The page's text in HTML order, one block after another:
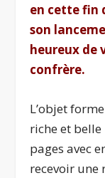
en cette fin
son
heureux de
confrère.
L’objet
riche et
pages avec
recevoir une